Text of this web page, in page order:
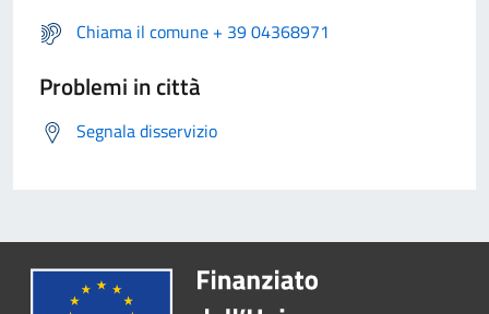
Chiama il comune + 39 04368971
Problemi in città
Segnala disservizio